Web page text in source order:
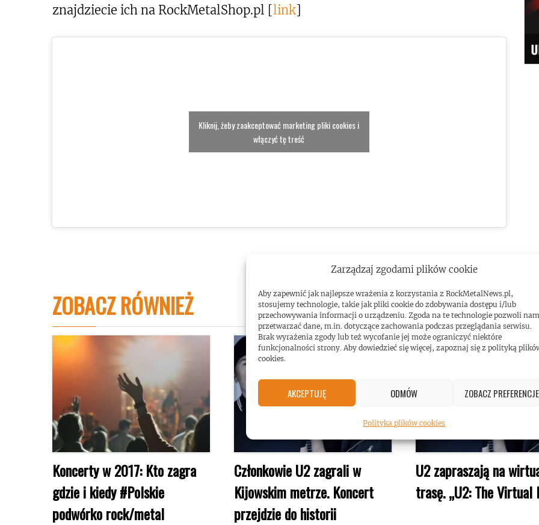
Zarządzaj zgodami plików cookie
Aby zapewnić jak najlepsze wrażenia z korzystania z RockMetalNews.pl,
stosujemy technologie, takie jak pliki cookie do zdobywania dostępu i/lub
przechowywania informacji o urządzeniu. Zgoda na te technologie pozwoli nam
przetwarzać dane, m.in. dotyczące zachowania podczas przeglądania serwisu.
Brak wyrażenia zgody lub też wycofanie jej może ograniczyć niektóre
funkcjonalności strony. Aby dowiedzieć się więcej, zapoznaj się z polityką
cookies.
AKCEPTUJĘ ODMÓW ZOBACZ PREFERENCJE
Polityka plików cookies
znajdziecie ich na RockMetalShop.pl [link]
Kliknij, żeby zaakceptować marketing pliki cookies i
włączyć tę treść
ZOBACZ RÓWNIEŻ
Koncerty w 2017: Kto zagra
gdzie i kiedy #Polskie
podwórko rock/metal
Członkowie U2 zagrali w
Kijowskim metrze. Koncert
przejdzie do historii
U2 zapraszają na
trasę. „U2: The Virtual